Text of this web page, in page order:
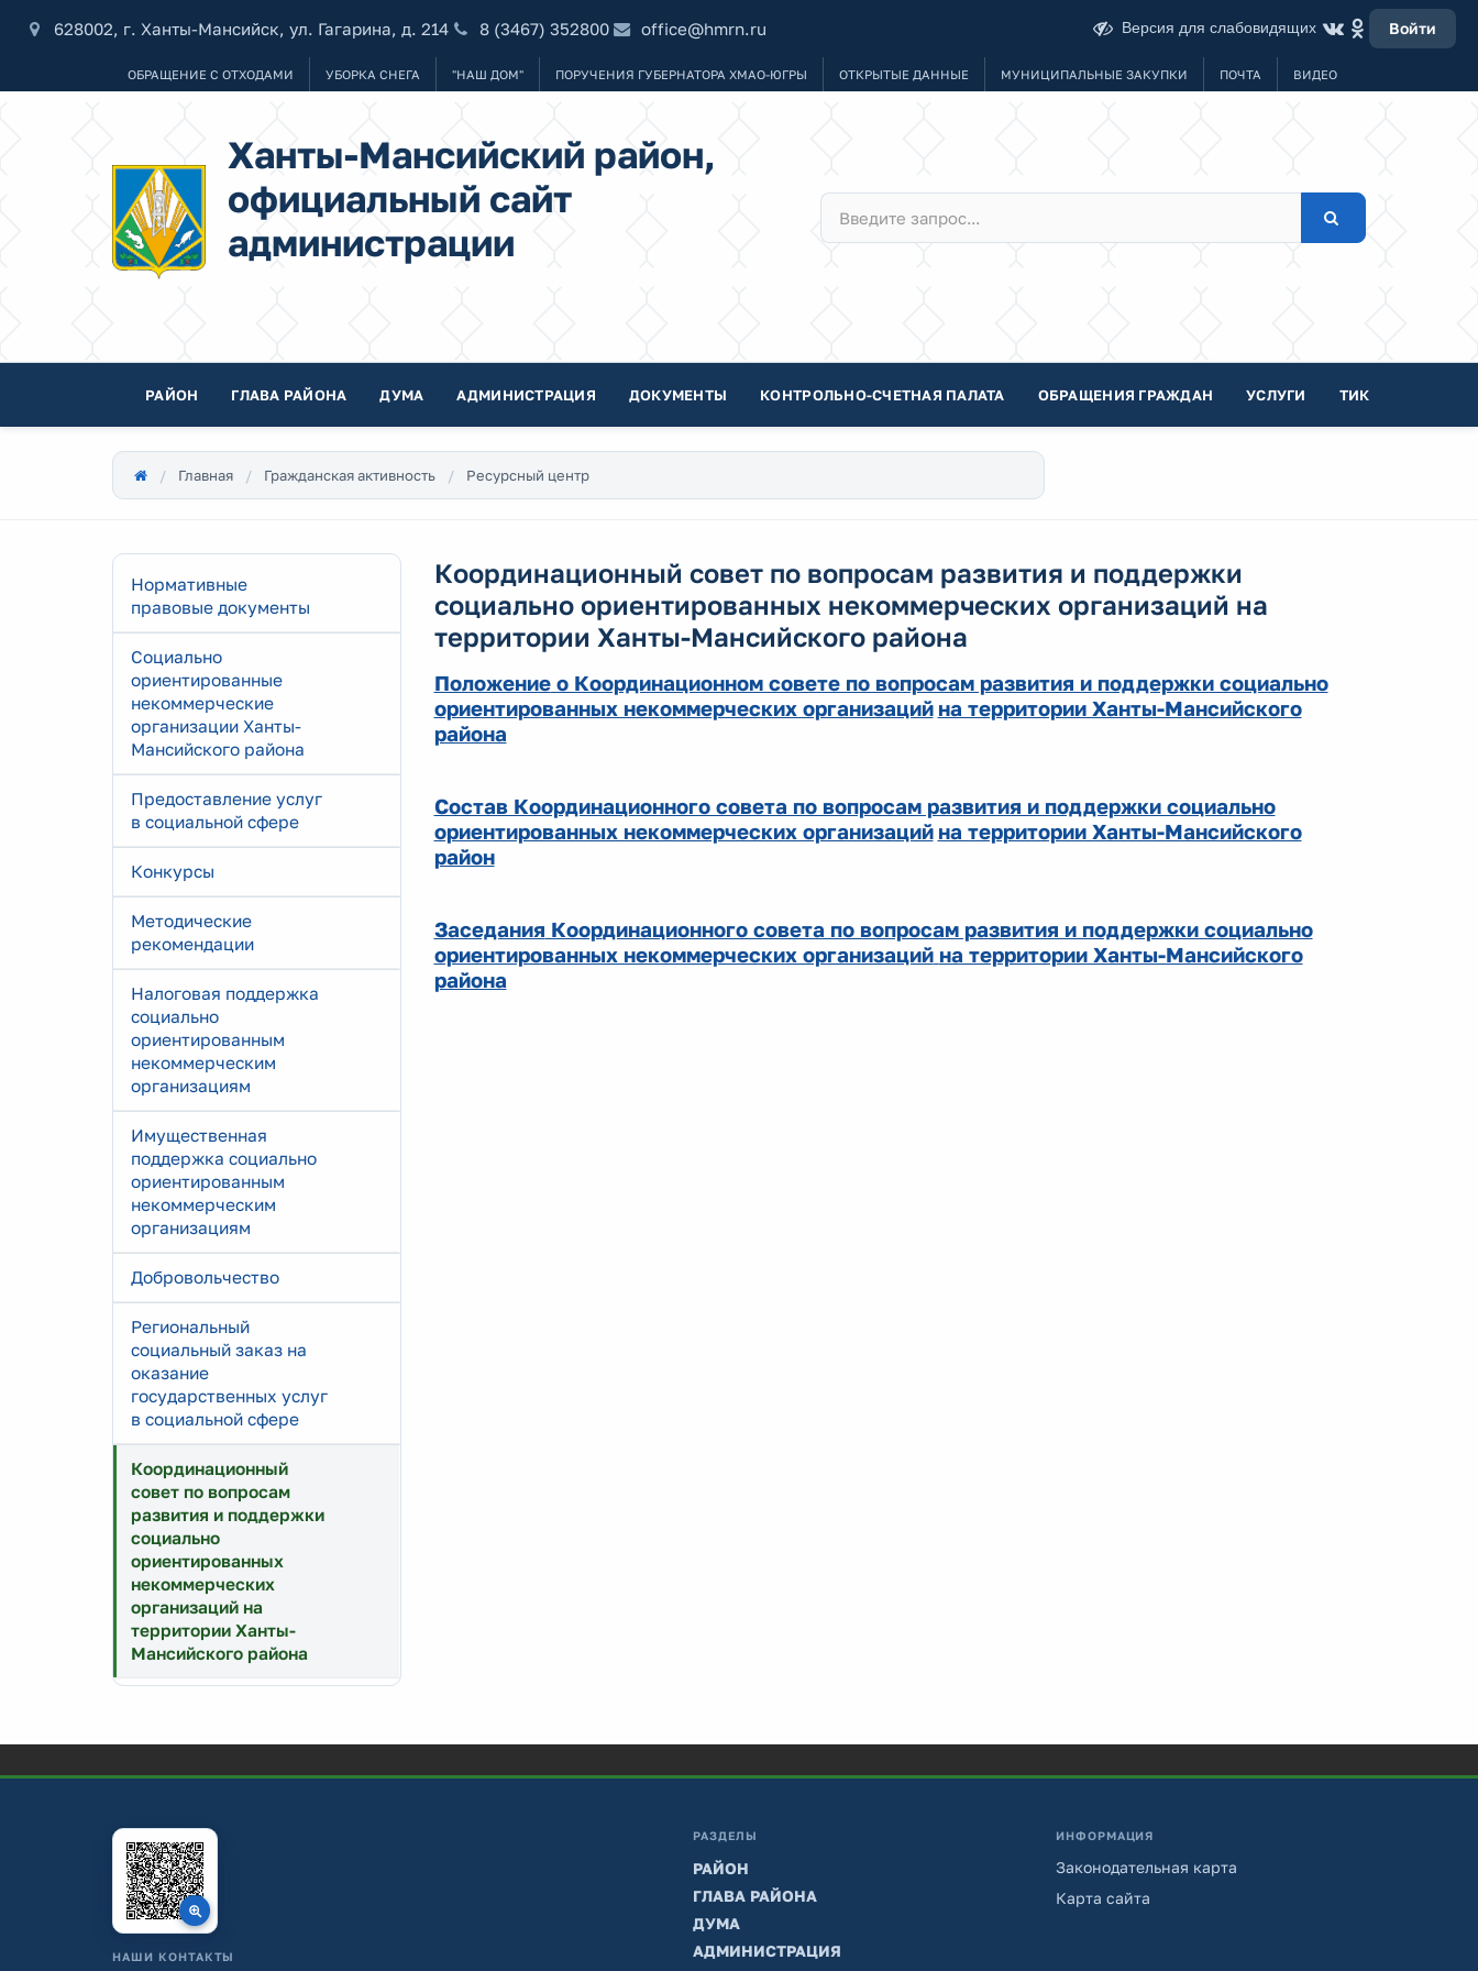
628002, г. Ханты-Мансийск, ул. Гагарина, д. 214 8 (3467) 352800 office@hmrn.ru Версия для слабовидящих Войти
ОБРАЩЕНИЕ С ОТХОДАМИ УБОРКА СНЕГА "НАШ ДОМ" ПОРУЧЕНИЯ ГУБЕРНАТОРА ХМАО-ЮГРЫ ОТКРЫТЫЕ ДАННЫЕ МУНИЦИПАЛЬНЫЕ ЗАКУПКИ ПОЧТА ВИДЕО
Ханты-Мансийский район,
официальный сайт
администрации
РАЙОН ГЛАВА РАЙОНА ДУМА АДМИНИСТРАЦИЯ ДОКУМЕНТЫ КОНТРОЛЬНО-СЧЕТНАЯ ПАЛАТА ОБРАЩЕНИЯ ГРАЖДАН УСЛУГИ ТИК
Главная Гражданская активность Ресурсный центр
Нормативные
правовые документы
Социально
ориентированные
некоммерческие
организации Ханты-
Мансийского района
Предоставление услуг
в социальной сфере
Конкурсы
Методические
рекомендации
Налоговая поддержка
социально
ориентированным
некоммерческим
организациям
Имущественная
поддержка социально
ориентированным
некоммерческим
организациям
Добровольчество
Региональный
социальный заказ на
оказание
государственных услуг
в социальной сфере
Координационный
совет по вопросам
развития и поддержки
социально
ориентированных
некоммерческих
организаций на
территории Ханты-
Мансийского района
Координационный совет по вопросам развития и поддержки
социально ориентированных некоммерческих организаций на
территории Ханты-Мансийского района
Положениео Координационном совете по вопросам развития и поддержки социально
ориентированных некоммерческих организаций на территории Ханты-Мансийского
района
Состав Координационного совета по вопросам развития и поддержки социально
ориентированных некоммерческих организаций на территории Ханты-Мансийского
район
Заседания Координационного совета по вопросам развития и поддержки социально
ориентированных некоммерческих организаций на территории Ханты-Мансийского
района
НАШИ КОНТАКТЫ
РАЗДЕЛЫ
РАЙОН
ГЛАВА РАЙОНА
ДУМА
АДМИНИСТРАЦИЯ
ИНФОРМАЦИЯ
Законодательная карта
Карта сайта